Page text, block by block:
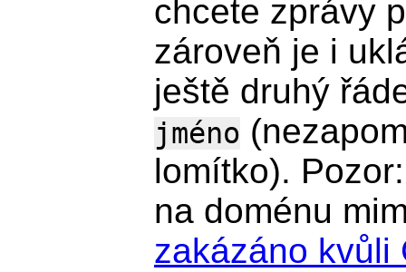
chcete zprávy
zároveň je i
ještě druhý
jméno
lomítko).
na doménu
zakázáno kvůli